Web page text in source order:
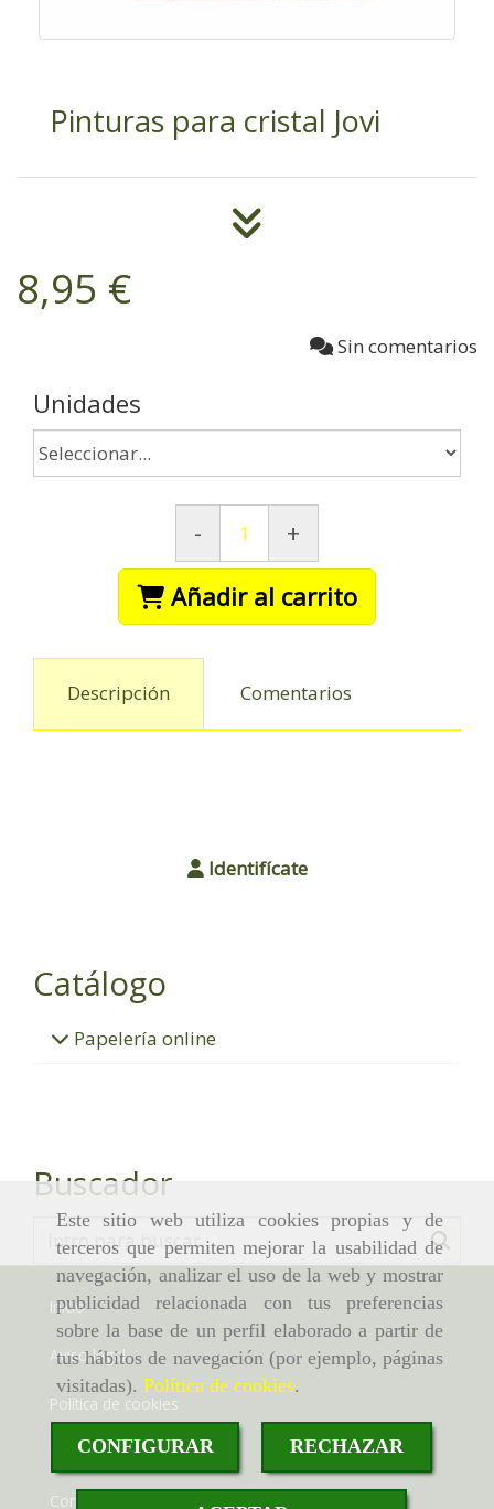
Este sitio web utiliza cookies propias y de
terceros que permiten mejorar la usabilidad de
navegación, analizar el uso de la web y mostrar
publicidad relacionada con tus preferencias
sobre la base de un perfil elaborado a partir de
tus hábitos de navegación (por ejemplo, páginas
visitadas). Política de cookies.
CONFIGURAR RECHAZAR
Pinturas para cristal Jovi
8,95 €
Sin comentarios
Unidades
-
+
Añadir al carrito
Descripción Comentarios
Identifícate
Catálogo
Papelería online
Buscador
Inicio
Aviso legal
Política de cookies
Política de privacidad
Condiciones de venta online